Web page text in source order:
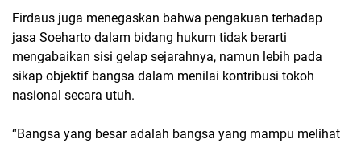
Firdaus juga menegaskan bahwa pengakuan terhadap
jasa Soeharto dalam bidang hukum tidak berarti
mengabaikan sisi gelap sejarahnya, namun lebih pada
sikap objektif bangsa dalam menilai kontribusi tokoh
nasional secara utuh.
“Bangsa yang besar adalah bangsa yang mampu melihat